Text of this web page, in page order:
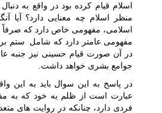
اسلام قیام کرده بود در واقع به
منظر اسلام چه معنایی دارد؟ آیا
اسلامی، مفهومی خاص دارد که صرفاً
مفهومی عامتر دارد که شامل ستم بر
در آن صورت قیام حسینی نیز جنبه
جوامع بشری خواهد داشت.
در پاسخ به این سوال باید به
عبارت است از ظلم به خود که به
فردی دارد، چنانکه در روایت های